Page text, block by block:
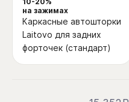
на зажимах
Каркасные автошторки
Laitovo для задних
форточек (стандарт)